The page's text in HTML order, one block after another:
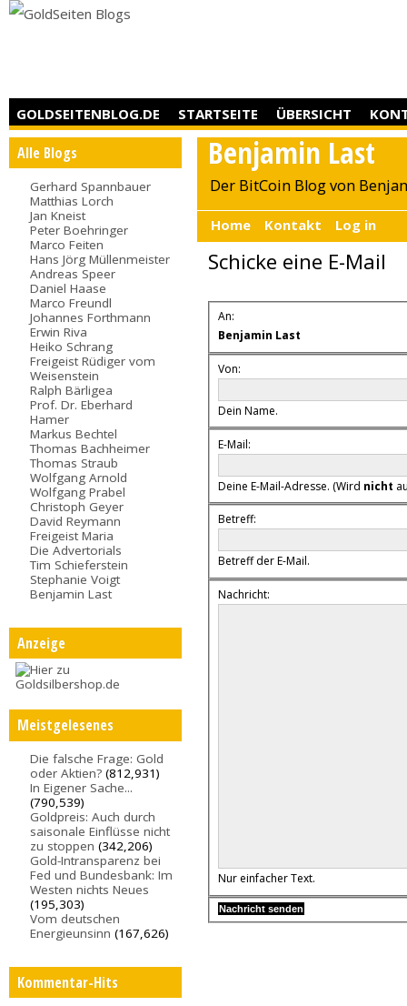
GOLDSEITENBLOG.DE STARTSEITE ÜBERSICHT
Alle Blogs
Gerhard Spannbauer
Matthias Lorch
Jan Kneist
Peter Boehringer
Marco Feiten
Hans Jörg Müllenmeister
Andreas Speer
Daniel Haase
Marco Freundl
Johannes Forthmann
Erwin Riva
Heiko Schrang
Freigeist Rüdiger vom
Weisenstein
Ralph Bärligea
Prof. Dr. Eberhard
Hamer
Markus Bechtel
Thomas Bachheimer
Thomas Straub
Wolfgang Arnold
Wolfgang Prabel
Christoph Geyer
David Reymann
Freigeist Maria
Die Advertorials
Tim Schieferstein
Stephanie Voigt
Benjamin Last
Anzeige
Meistgelesenes
Die falsche Frage: Gold
oder Aktien? (812,931)
In Eigener Sache...
(790,539)
Goldpreis: Auch durch
saisonale Einflüsse nicht
zu stoppen (342,206)
Gold-Intransparenz bei
Fed und Bundesbank: Im
Westen nichts Neues
(195,303)
Vom deutschen
Energieunsinn (167,626)
Kommentar-Hits
Benjamin Last
Der BitCoin Blog von
Home Kontakt Log in
Schicke eine E-Mail
An:
Benjamin Last
Von:
Dein Name.
E-Mail:
Deine E-Mail-Adresse. (Wird nicht
Betreff:
Betreff der E-Mail.
Nachricht:
Nur einfacher Text.